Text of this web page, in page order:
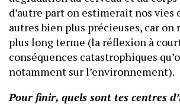
d’autre part on estimerait nos vies
autres bien plus précieuses, car
plus long terme (la réflexion à
conséquences catastrophiques
notamment sur l’environnement).
Pour finir, quels sont tes centres